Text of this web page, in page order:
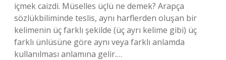
içmek caizdi. Müselles üçlü ne demek? Arapça
sözlükbiliminde teslis, aynı harflerden oluşan bir
kelimenin üç farklı şekilde (üç ayrı kelime gibi) üç
farklı ünlüsüne göre aynı veya farklı anlamda
kullanılması anlamına gelir.…